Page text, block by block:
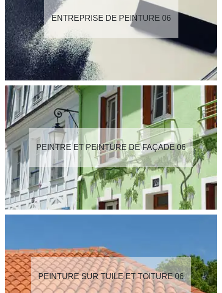
ENTREPRISE DE PEINTURE 06
PEINTRE ET PEINTURE DE FAÇADE 06
PEINTURE SUR TUILE ET TOITURE 06